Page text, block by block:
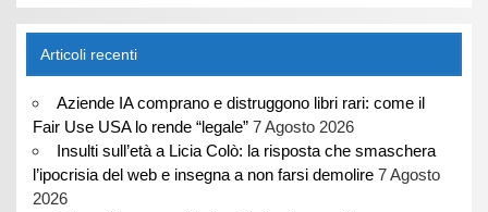
Articoli recenti
Aziende IA comprano e distruggono libri rari: come il
Fair Use USA lo rende “legale” 7 Agosto 2026
Insulti sull’età a Licia Colò: la risposta che smaschera
l’ipocrisia del web e insegna a non farsi demolire 7 Agosto
2026